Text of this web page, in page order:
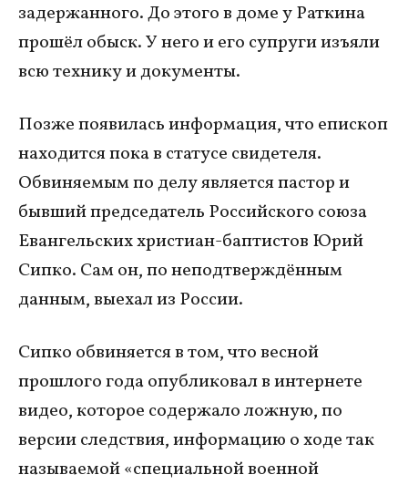
задержанного. До этого в доме у Раткина
прошёл обыск. У него и его супруги изъяли
всю технику и документы.
Позже появилась информация, что епископ
находится пока в статусе свидетеля.
Обвиняемым по делу является пастор и
бывший председатель Российского союза
Евангельских христиан-баптистов Юрий
Сипко. Сам он, по неподтверждённым
данным, выехал из России.
Сипко обвиняется в том, что весной
прошлого года опубликовал в интернете
видео, которое содержало ложную, по
версии следствия, информацию о ходе так
называемой «специальной военной